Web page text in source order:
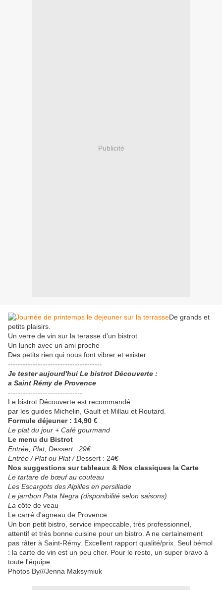
Publicité
De grands et
petits plaisirs.
Un verre de vin sur la terasse d'un bistrot
Un lunch avec un ami proche
Des petits rien qui nous font vibrer et exister
--------------------------------------
Je tester aujourd'hui Le bistrot Découverte :
a Saint Rémy de Provence
------------------------------
Le bistrot Découverte est recommandé
par les guides Michelin, Gault et Millau et Routard.
Formule déjeuner : 14,90 €
Le plat du jour + Café gourmand
Le menu du Bistrot
Entrée, Plat, Dessert : 29€
Entrée / Plat ou Plat / Dessert : 24€
Nos suggestions sur tableaux & Nos classiques la Carte
Le tartare de bœuf au couteau
Les Escargots des Alpilles en persillade
Le jambon Pata Negra (disponibilité selon saisons)
La côte de veau
Le carré d'agneau de Provence
Un bon petit bistro, service impeccable, très professionnel,
attentif et très bonne cuisine pour un bistro. A ne certainement
pas râter à Saint-Rémy. Excellent rapport qualité/prix. Seul bémol
: la carte de vin est un peu cher. Pour le resto, un super bravo à
toute l'équipe.
Photos By///Jenna Maksymiuk